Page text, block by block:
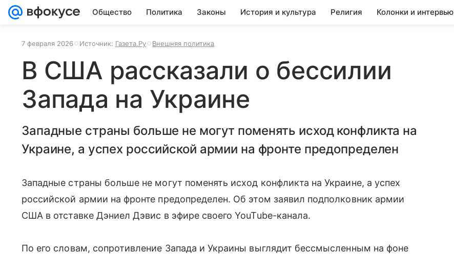
Общество Политика Законы История и культура Религия Колонки и интервью
7 февраля 2026 Источник: Газета.Ру Внешняя политика
В США рассказали о бессилии
Запада на Украине
Западные страны больше не могут поменять исход конфликта на
Украине, а успех российской армии на фронте предопределен
Западные страны больше не могут поменять исход конфликта на Украине, а успех
российской армии на фронте предопределен. Об этом заявил подполковник армии
США в отставке Дэниел Дэвис в эфире своего YouTube-канала.
По его словам, сопротивление Запада и Украины выглядит бессмысленным на фоне